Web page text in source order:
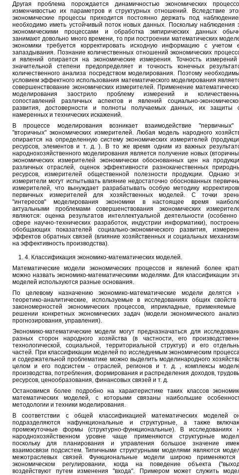
Другая проблема порождается динамичностью экономических
изменчивостью их параметров и структурных отношений. Вследствие
экономические процессы приходится постоянно держать под
необходимо иметь устойчивый поток новых данных. Поскольку наблюдения
экономическими процессами и обработка эмпирических данных
занимают довольно много времени, то при построении математических
экономики требуется корректировать исходную информацию с учетом
запаздывания. Познание количественных отношений экономических
и явлений опирается на экономические измерения. Точность
значительной степени предопределяет и точность конечных
количественного анализа посредством моделирования. Поэтому
условием эффектного использования математического моделирования
совершенствование экономических измерителей. Применение
моделирования заострило проблему измерений и
сопоставлений различных аспектов и явлений социально-
развития, достоверности и полноты получаемых данных, их защиты
намеренных и технических искажений.
В процессе моделирования возникает взаимодействие "первичных"
"вторичных" экономических измерителей. Любая модель народного
опирается на определенную систему экономических измерителей
ресурсов, элементов и т. д. ). В то же время одним из важных
народнохозяйственного моделирования является получение новых
экономических измерителей экономически обоснованных цен на
различных отраслей, оценок эффективности разнокачественных
ресурсов, измерителей общественной полезности продукции. Однако
измерители могут испытывать влияние недостаточно обоснованных
измерителей, что вынуждает разрабатывать особую методику
первичных измерителей для хозяйственных моделей. С точки
"интересов" моделирования экономики в настоящее время
актуальными проблемами совершенствования экономических
являются: оценка результатов интеллектуальной деятельности
сфере научно-технических разработок, индустрии информатики),
обобщающих показателей социально-экономического развития,
эффектов обратных связей (влияние хозяйственных и социальных
на эффективность производства).
1. 4. Классификация экономико-математических моделей.
Математические модели экономических процессов и явлений более
можно назвать экономико-математическими моделями. Для классификации
моделей используются разные основания.
По целевому назначению экономико-математические модели делятся
теоретико-аналитические, используемые в исследованиях общих
закономерностей экономических процессов, иприкладные,
решении конкретных экономических задач (модели экономического
прогнозирования, управления).
Экономико-математические модели могут предназначаться для
разных сторон народного хозяйства (в частности, его
технологической, социальной, территориальной структур) и его
частей. При классификации моделей по исследуемым экономическим
и содержательной проблематике можно выделить моделинародного
целом и его подсистем - отраслей, регионов и т. д. , комплексы
производства, потребления, формирования и распределения доходов,
ресурсов, ценообразования, финансовых связей и т. д.
Остановимся более подробно на характеристике таких классов
математических моделей, с которыми связаны наибольшие
методологии и техники моделирования.
В соответствии с общей классификацией математических моделей
подразделяются нафункциональные и структурные, а также
промежуточные формы (структурно-функциональные). В исследованиях
народнохозяйственном уровне чаще применяются структурные
поскольку для планирования и управления большое значение
взаимосвязи подсистем. Типичными структурными моделями являются
межотраслевых связей. Функциональные модели широко
экономическом регулировании, когда на поведение объекта
воздействуют путем изменения "входа". Примером может служить